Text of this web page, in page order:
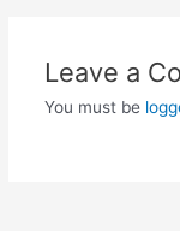
Leave a
You must be